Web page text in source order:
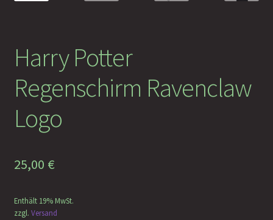
Harry Potter
Regenschirm Ravenclaw
Logo
25,00 €
Enthält 19% MwSt.
zzgl. Versand